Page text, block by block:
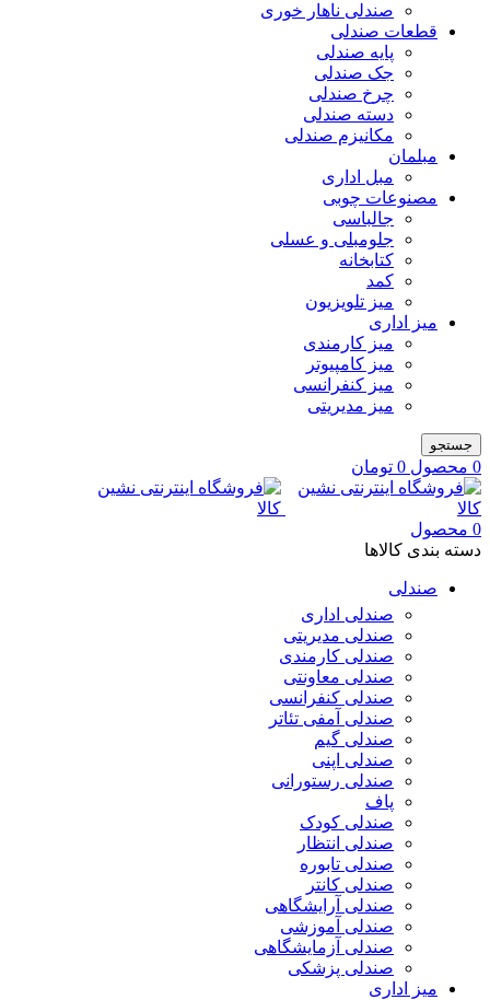
صندلی ناهار خوری
قطعات صندلی
پایه صندلی
جک صندلی
چرخ صندلی
دسته صندلی
مکانیزم صندلی
مبلمان
مبل اداری
مصنوعات چوبی
جالباسی
جلومبلی و عسلی
کتابخانه
کمد
میز تلویزیون
میز اداری
میز کارمندی
میز کامپیوتر
میز کنفرانسی
میز مدیریتی
جستجو
0 محصول 0 تومان
0 محصول
دسته بندی کالاها
صندلی
صندلی اداری
صندلی مدیریتی
صندلی کارمندی
صندلی معاونتی
صندلی کنفرانسی
صندلی آمفی تئاتر
صندلی گیم
صندلی اپنی
صندلی رستورانی
پاف
صندلی کودک
صندلی انتظار
صندلی تابوره
صندلی کانتر
صندلی آرایشگاهی
صندلی آموزشی
صندلی آزمایشگاهی
صندلی پزشکی
میز اداری